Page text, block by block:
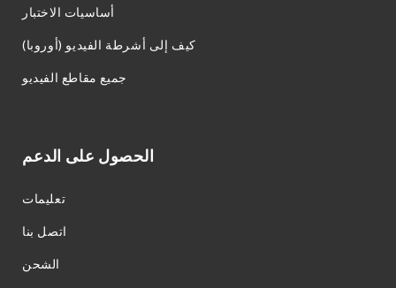
أساسيات الاختبار
كيف إلى أشرطة الفيديو (أوروبا)
جميع مقاطع الفيديو
الحصول على الدعم
تعليمات
اتصل بنا
الشحن